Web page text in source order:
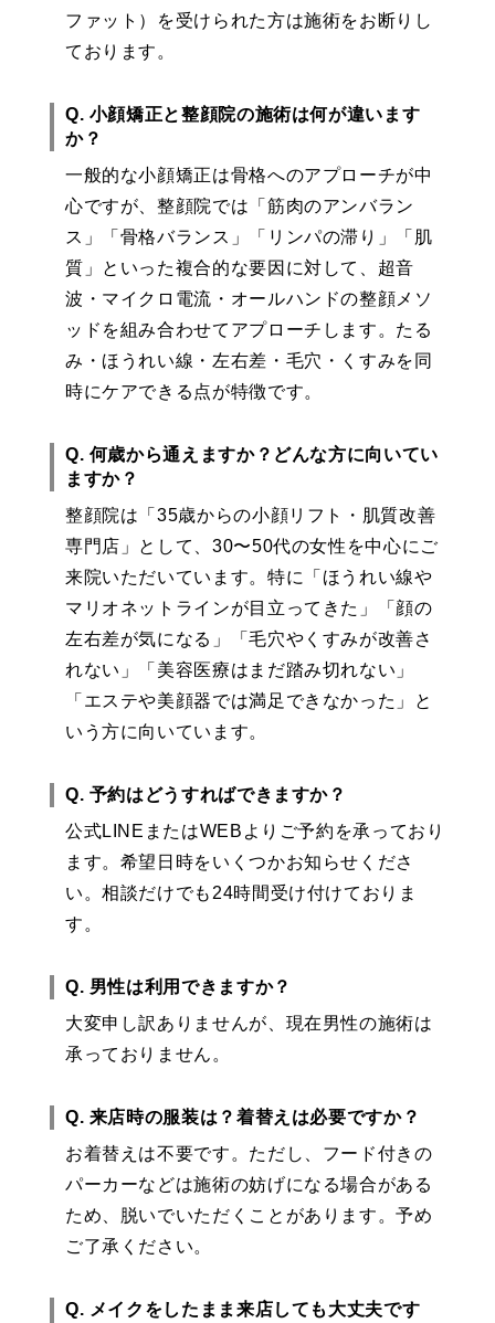
ファット）を受けられた方は施術をお断りし
ております。
Q. 小顔矯正と整顔院の施術は何が違います
か？
一般的な小顔矯正は骨格へのアプローチが中
心ですが、整顔院では「筋肉のアンバラン
ス」「骨格バランス」「リンパの滞り」「肌
質」といった複合的な要因に対して、超音
波・マイクロ電流・オールハンドの整顔メソ
ッドを組み合わせてアプローチします。たる
み・ほうれい線・左右差・毛穴・くすみを同
時にケアできる点が特徴です。
Q. 何歳から通えますか？どんな方に向いてい
ますか？
整顔院は「35歳からの小顔リフト・肌質改善
専門店」として、30〜50代の女性を中心にご
来院いただいています。特に「ほうれい線や
マリオネットラインが目立ってきた」「顔の
左右差が気になる」「毛穴やくすみが改善さ
れない」「美容医療はまだ踏み切れない」
「エステや美顔器では満足できなかった」と
いう方に向いています。
Q. 予約はどうすればできますか？
公式LINEまたはWEBよりご予約を承っており
ます。希望日時をいくつかお知らせくださ
い。相談だけでも24時間受け付けておりま
す。
Q. 男性は利用できますか？
大変申し訳ありませんが、現在男性の施術は
承っておりません。
Q. 来店時の服装は？着替えは必要ですか？
お着替えは不要です。ただし、フード付きの
パーカーなどは施術の妨げになる場合がある
ため、脱いでいただくことがあります。予め
ご了承ください。
Q. メイクをしたまま来店しても大丈夫です